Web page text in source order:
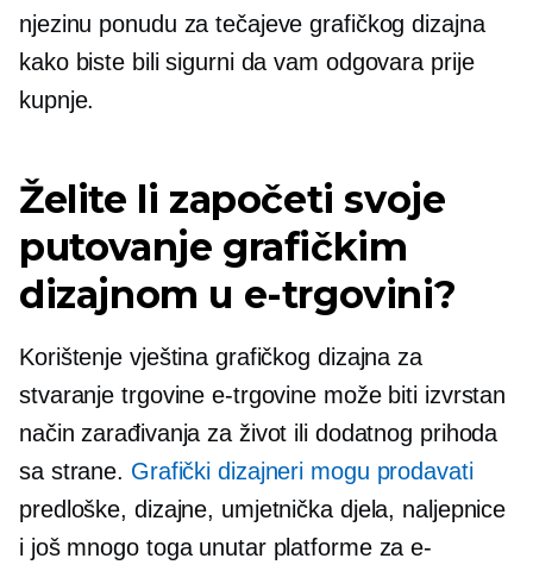
njezinu ponudu za tečajeve grafičkog dizajna
kako biste bili sigurni da vam odgovara prije
kupnje.
Želite li započeti svoje
putovanje grafičkim
dizajnom u e-trgovini?
Korištenje vještina grafičkog dizajna za
stvaranje trgovine e-trgovine može biti izvrstan
način zarađivanja za život ili dodatnog prihoda
sa strane. Grafički dizajneri mogu prodavati
predloške, dizajne, umjetnička djela, naljepnice
i još mnogo toga unutar platforme za e-